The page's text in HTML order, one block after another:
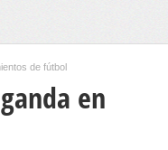
de fútbol
en